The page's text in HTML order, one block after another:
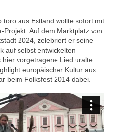
aus Estland wollte sofort mit
Projekt. Auf dem Marktplatz von
2024, zelebriert er seine
auf selbst entwickelten
vorgetragene Lied uralte
europäischer Kultur aus
beim Folksfest 2014 dabei.